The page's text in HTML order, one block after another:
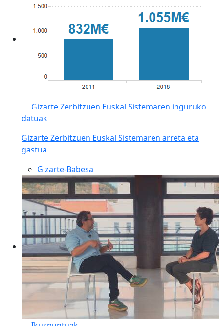
Gizarte Zerbitzuen Euskal Sistemaren inguruko
datuak
Gizarte Zerbitzuen Euskal Sistemaren arreta eta
gastua
Gizarte-Babesa